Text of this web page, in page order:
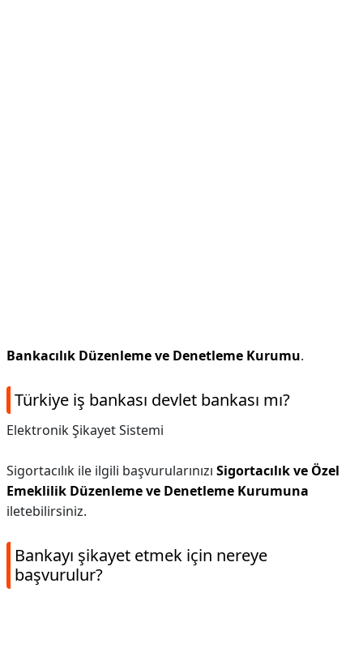
Bankacılık Düzenleme ve Denetleme Kurumu.
Türkiye iş bankası devlet bankası mı?
Elektronik Şikayet Sistemi
Sigortacılık ile ilgili başvurularınızı Sigortacılık ve Özel
Emeklilik Düzenleme ve Denetleme Kurumuna
iletebilirsiniz.
Bankayı şikayet etmek için nereye
başvurulur?